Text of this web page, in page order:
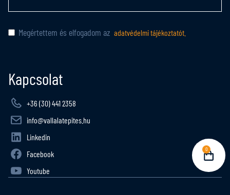
0
Megértettem és elfogadom az adatvédelmi tájékoztatót.
Kapcsolat
+36 (30) 441 2358
info@vallalatepites.hu
Linkedin
Facebook
Youtube